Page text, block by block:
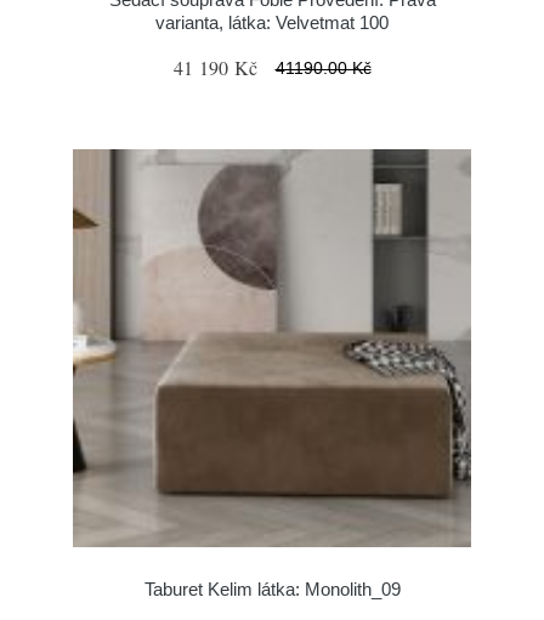
varianta, látka: Velvetmat 100
41 190 Kč 41190.00 Kč
Taburet Kelim látka: Monolith_09